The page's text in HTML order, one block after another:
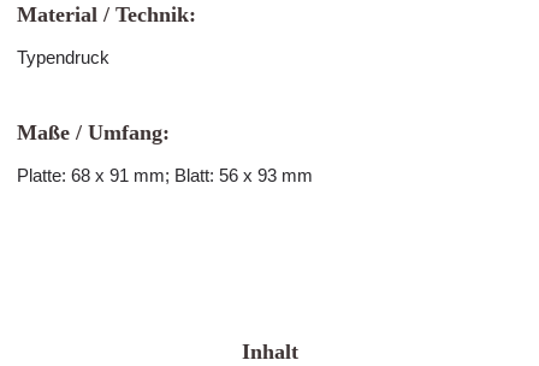
Material / Technik:
Typendruck
Maße / Umfang:
Platte: 68 x 91 mm; Blatt: 56 x 93 mm
Inhalt